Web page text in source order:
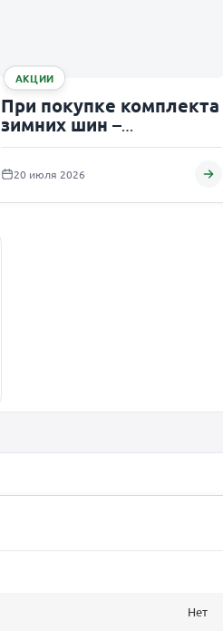
АКЦИИ
При покупке комплекта
зимних шин –
шиномонтаж в подарок!
20 июля 2026
Нет